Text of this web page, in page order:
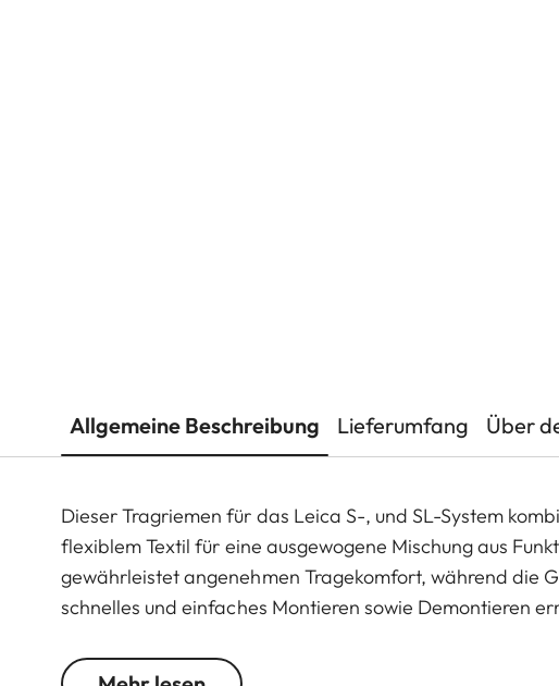
Allgemeine Beschreibung Lieferumfang Über
Dieser Tragriemen für das Leica S-, und SL-System
flexiblem Textil für eine ausgewogene Mischung aus
gewährleistet angenehmen Tragekomfort, während die
schnelles und einfaches Montieren sowie Demontieren
hinterlassen.